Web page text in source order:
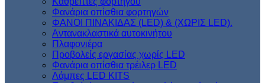
Φανάρια οπίσθια φορτηγών
ΦΑΝΟΙ ΠΙΝΑΚΙΔΑΣ (LED) & (XΩΡΙΣ LED).
Aντανακλαστικά αυτοκινήτου
Πλαφονιέρα
Προβολείς εργασίας χωρίς LED
Φανάρια οπίσθια τρέιλερ LED
Λάμπες LED KITS